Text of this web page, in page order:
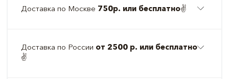
Доставка по Москве 750р. или бесплатно✌️
Доставка по России от 2500 р. или бесплатно
✌️